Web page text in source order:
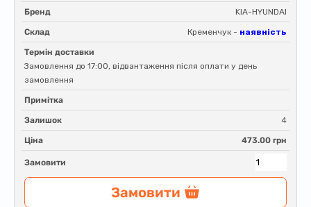
Бренд KIA-HYUNDAI
Склад Кременчук - наявність
Термін доставки
Замовлення до 17:00, відвантаження після оплати у день
замовлення
Примітка
Залишок 4
Ціна 473.00 грн
Замовити
Замовити